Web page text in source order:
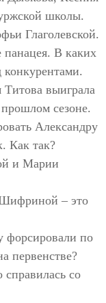
школы.
Глаголевской.
панацея. В каких
выиграла
сезоне.
Александру
Как так?
и Марии
– это
форсировали по
первенстве?
со